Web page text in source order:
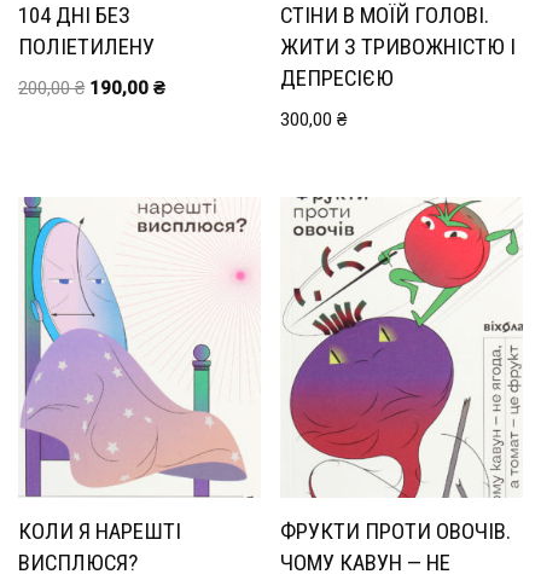
104 ДНІ БЕЗ
ПОЛІЕТИЛЕНУ
200,00₴ 190,00 ₴
СТІНИ В МОЇЙ ГОЛОВІ.
ЖИТИ З ТРИВОЖНІСТЮ І
ДЕПРЕСІЄЮ
300,00₴
КОЛИ Я НАРЕШТІ
ВИСПЛЮСЯ?
ФРУКТИ ПРОТИ ОВОЧІВ.
ЧОМУ КАВУН — НЕ